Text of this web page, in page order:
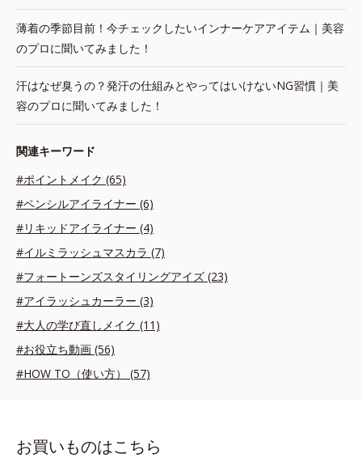
薄着の季節目前！今チェックしたいインナーケアアイテム｜美容
のプロに聞いてみました！
汗はなぜ臭うの？発汗の仕組みとやってはいけないNG習慣｜美
容のプロに聞いてみました！
関連キーワード
#ポイントメイク (65)
#ペンシルアイライナー (6)
#リキッドアイライナー (4)
#イルミラッシュマスカラ (7)
#フォートーンズスタイリングアイズ (23)
#アイラッシュカーラー (3)
#大人の学び直しメイク (11)
#お役立ち動画 (56)
#HOW TO（使い方） (57)
お買いものはこちら